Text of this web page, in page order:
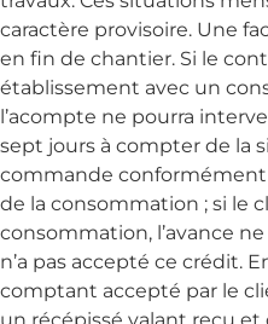
caractère provisoire. Une
en fin de chantier. Si le
établissement avec un
l’acompte ne pourra
sept jours à compter de la
commande conformément
de la consommation ; si le
consommation, l’avance
n’a pas accepté ce crédit.
comptant accepté par le